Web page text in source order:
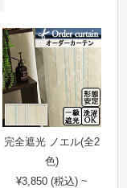
完全遮光 ノエル(全2
色)
¥3,850 (税込) ~